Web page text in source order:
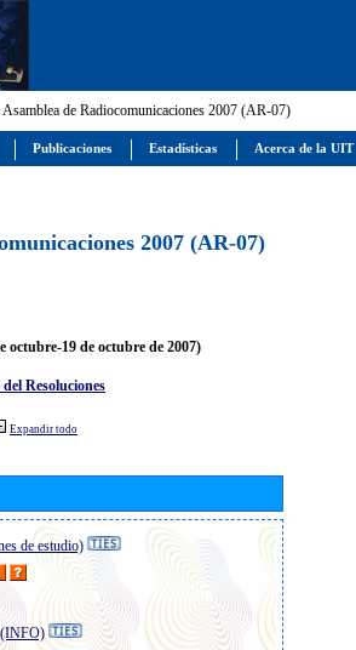
de Radiocomunicaciones 2007 (AR-07)
2007 (AR-07)
octubre-19 de octubre de 2007)
Resoluciones
Expandir todo
de estudio)
(INFO)
Publicaciones Estadísticas Acerca de la UIT